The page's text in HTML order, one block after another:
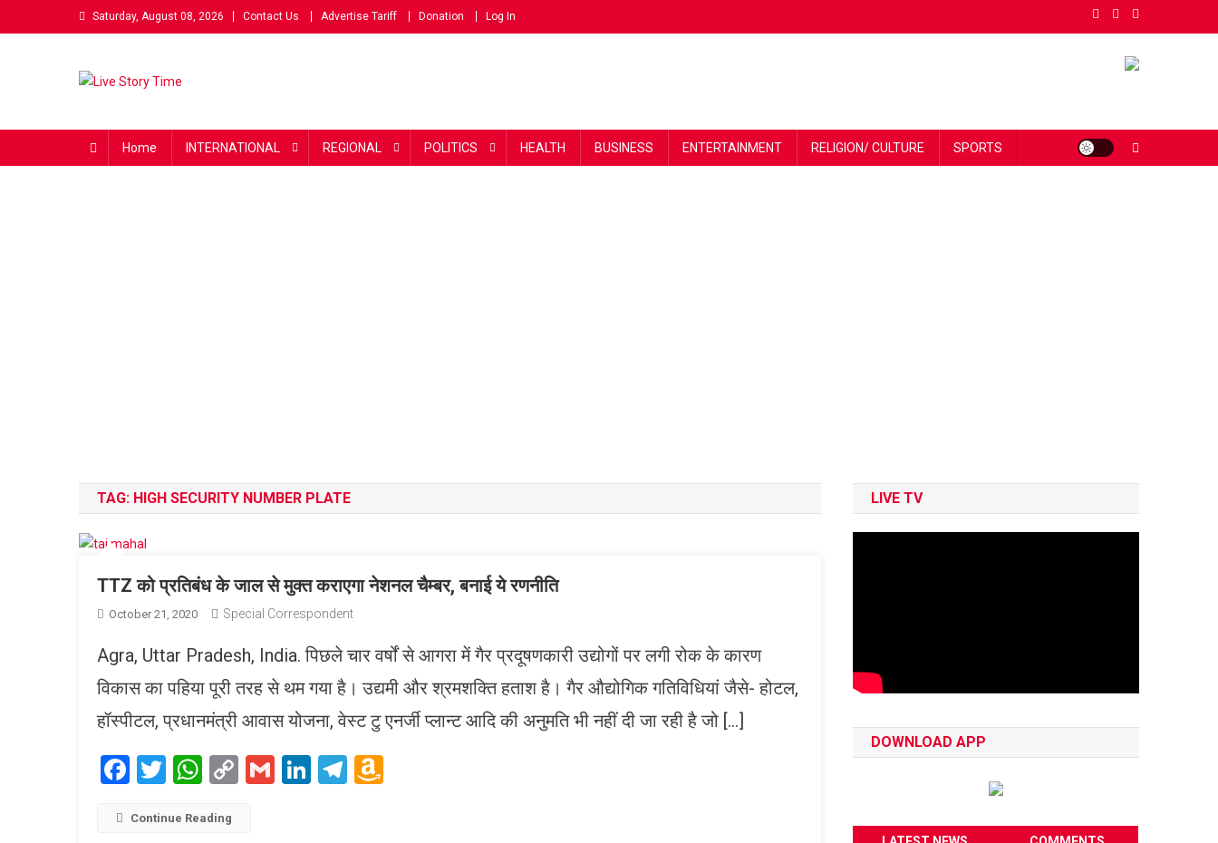
to
Saturday, August 08, 2026 Contact Us Advertise Tariff Donation Log In
Home INTERNATIONAL REGIONAL POLITICS HEALTH BUSINESS ENTERTAINMENT RELIGION/ CULTURE SPORTS
TAG: HIGH SECURITY NUMBER PLATE
TTZ को प्रतिबंध के जाल से मुक्त कराएगा नेशनल चैम्बर, बनाई ये रणनीति
October 21, 2020 Special Correspondent
Agra, Uttar Pradesh, India. पिछले चार वर्षों से आगरा में गैर प्रदूषणकारी उद्योगों पर लगी रोक के कारण
विकास का पहिया पूरी तरह से थम गया है। उद्यमी और श्रमशक्ति हताश है। गैर औद्योगिक गतिविधियां जैसे- होटल,
हॉस्पीटल, प्रधानमंत्री आवास योजना, वेस्ट टु एनर्जी प्लान्ट आदि की अनुमति भी नहीं दी जा रही है जो […]
Facebook
Twitter
WhatsApp
CopyGmailLinkedIn
Telegram
Continue Reading
LIVE TV
DOWNLOAD APP